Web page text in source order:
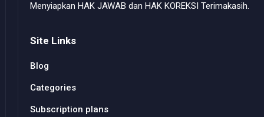
Menyiapkan HAK JAWAB dan HAK KOREKSI Terimakasih.
Site Links
Blog
Categories
Subscription plans